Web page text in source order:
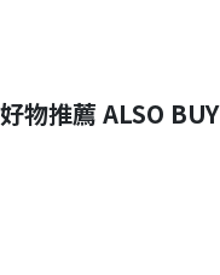
好物推薦 ALSO BUY